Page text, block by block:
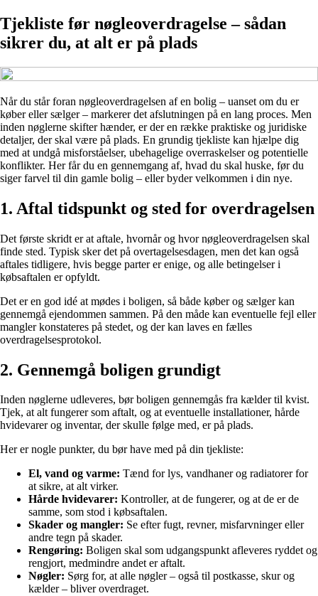
Tjekliste før nøgleoverdragelse – sådan
sikrer du, at alt er på plads
Når du står foran nøgleoverdragelsen af en bolig – uanset om du er
køber eller sælger – markerer det afslutningen på en lang proces. Men
inden nøglerne skifter hænder, er der en række praktiske og juridiske
detaljer, der skal være på plads. En grundig tjekliste kan hjælpe dig
med at undgå misforståelser, ubehagelige overraskelser og potentielle
konflikter. Her får du en gennemgang af, hvad du skal huske, før du
siger farvel til din gamle bolig – eller byder velkommen i din nye.
1. Aftal tidspunkt og sted for overdragelsen
Det første skridt er at aftale, hvornår og hvor nøgleoverdragelsen skal
finde sted. Typisk sker det på overtagelsesdagen, men det kan også
aftales tidligere, hvis begge parter er enige, og alle betingelser i
købsaftalen er opfyldt.
Det er en god idé at mødes i boligen, så både køber og sælger kan
gennemgå ejendommen sammen. På den måde kan eventuelle fejl eller
mangler konstateres på stedet, og der kan laves en fælles
overdragelsesprotokol.
2. Gennemgå boligen grundigt
Inden nøglerne udleveres, bør boligen gennemgås fra kælder til kvist.
Tjek, at alt fungerer som aftalt, og at eventuelle installationer, hårde
hvidevarer og inventar, der skulle følge med, er på plads.
Her er nogle punkter, du bør have med på din tjekliste:
El, vand og varme: Tænd for lys, vandhaner og radiatorer for
at sikre, at alt virker.
Hårde hvidevarer: Kontroller, at de fungerer, og at de er de
samme, som stod i købsaftalen.
Skader og mangler: Se efter fugt, revner, misfarvninger eller
andre tegn på skader.
Rengøring: Boligen skal som udgangspunkt afleveres ryddet og
rengjort, medmindre andet er aftalt.
Nøgler: Sørg for, at alle nøgler – også til postkasse, skur og
kælder – bliver overdraget.